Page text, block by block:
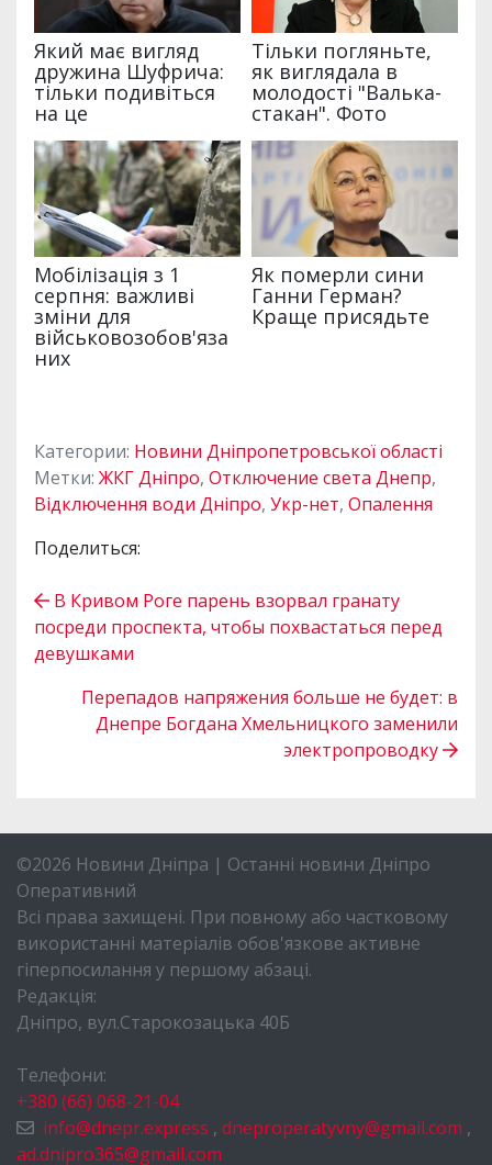
Категории: Новини Дніпропетровської області
Метки: ЖКГ Дніпро, Отключение света Днепр,
Відключення води Дніпро, Укр-нет, Опалення
Поделиться:
В Кривом Роге парень взорвал гранату
посреди проспекта, чтобы похвастаться перед
девушками
Перепадов напряжения больше не будет: в
Днепре Богдана Хмельницкого заменили
электропроводку
©2026 Новини Дніпра | Останні новини Дніпро
Оперативний
Всі права захищені. При повному або частковому
використанні матеріалів обов'язкове активне
гіперпосилання у першому абзаці.
Редакція:
Дніпро, вул.Старокозацька 40Б
Телефони:
+380 (66) 068-21-04
info@dnepr.express , dneproperatyvny@gmail.com ,
ad.dnipro365@gmail.com